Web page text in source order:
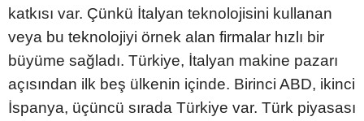
katkısı var. Çünkü İtalyan teknolojisini kullanan
veya bu teknolojiyi örnek alan firmalar hızlı bir
büyüme sağladı. Türkiye, İtalyan makine pazarı
açısından ilk beş ülkenin içinde. Birinci ABD, ikinci
İspanya, üçüncü sırada Türkiye var. Türk piyasası